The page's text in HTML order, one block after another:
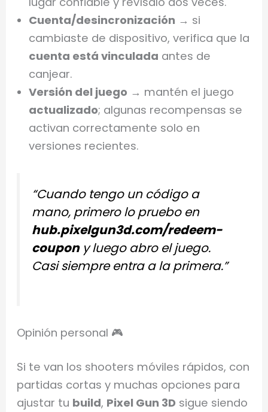
Cuenta/desincronización → si
cambiaste de dispositivo, verifica que la
cuenta está vinculada antes de
canjear.
Versión del juego → mantén el juego
actualizado; algunas recompensas se
activan correctamente solo en
versiones recientes.
“Cuando tengo un código a
mano, primero lo pruebo en
hub.pixelgun3d.com/redeem-
coupony luego abro el juego.
Casi siempre entra a la primera.”
Opinión personal 🎮
Si te van los shooters móviles rápidos, con
partidas cortas y muchas opciones para
ajustar tu build, Pixel Gun 3D sigue siendo